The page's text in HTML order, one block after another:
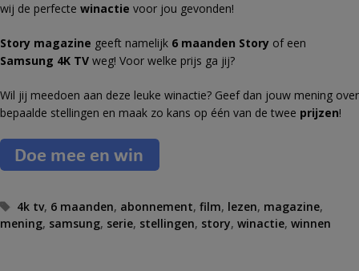
wij de perfecte winactie voor jou gevonden!
Story magazine geeft namelijk 6 maanden Story of een
Samsung 4K TV weg! Voor welke prijs ga jij?
Wil jij meedoen aan deze leuke winactie? Geef dan jouw mening over
bepaalde stellingen en maak zo kans op één van de twee prijzen!
T
a
4k tv, 6 maanden, abonnement,film, lezen, magazine,
mening, samsung, serie, stellingen, story, winactie, winnen